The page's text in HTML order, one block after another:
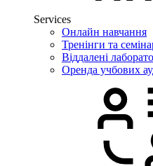
Services
Онлайн навчання
Тренінги та
Віддалені
Оренда учбових